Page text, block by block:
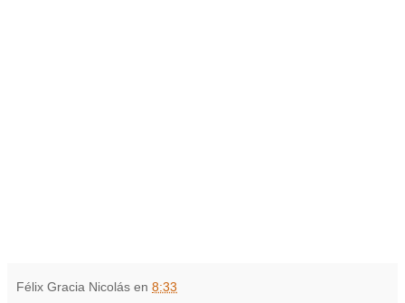
Félix Gracia Nicolás en 8:33